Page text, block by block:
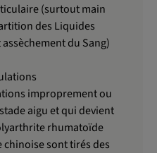
(surtout main
des Liquides
du Sang)
improprement ou
aigu et qui devient
rhumatoïde
chinoise sont tirés des